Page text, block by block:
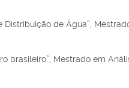
de Água”,
brasileiro”, Mestrado em